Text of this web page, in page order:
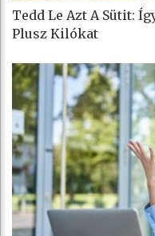
Tedd Le Azt A Sütit:
Plusz Kilókat